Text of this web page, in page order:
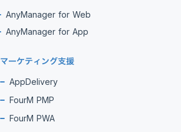
AnyManager for Web
AnyManager for App
マーケティング支援
AppDelivery
FourM PMP
FourM PWA